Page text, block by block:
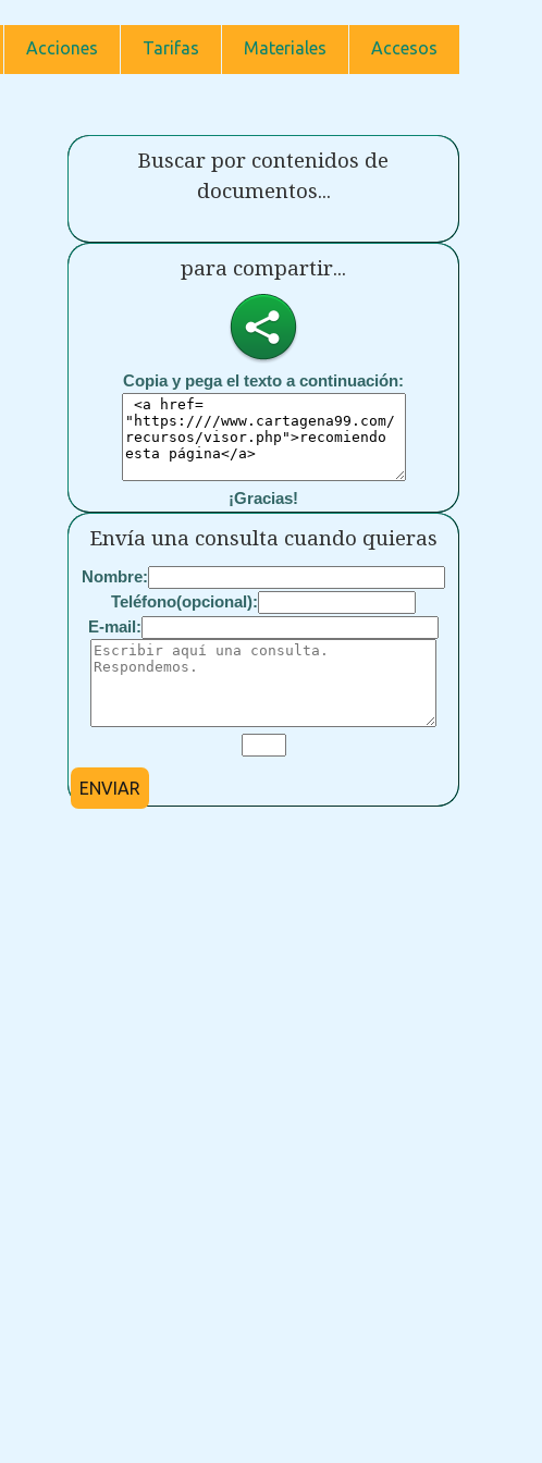
Acciones Tarifas Materiales Accesos
Buscar por contenidos de
documentos...
para compartir...
Copia y pega el texto a continuación:
¡Gracias!
Envía una consulta cuando quieras
Nombre:
Teléfono(opcional):
E-mail:
ENVIAR